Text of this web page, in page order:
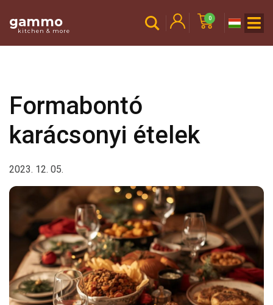
gammo
kitchen & more
0
Formabontó
karácsonyi ételek
2023. 12. 05.